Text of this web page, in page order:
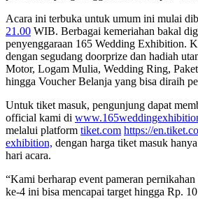
Acara ini terbuka untuk umum ini mulai
21.00 WIB. Berbagai kemeriahan bakal
penyenggaraan 165 Wedding Exhibition.
dengan segudang doorprize dan hadiah
Motor, Logam Mulia, Wedding Ring,
hingga Voucher Belanja yang bisa diraih
Untuk tiket masuk, pengunjung dapat
official kami di
melalui platform tiket.com https://
exhibition, dengan harga tiket masuk
hari acara.
“Kami berharap event pameran
ke-4 ini bisa mencapai target hingga Rp.